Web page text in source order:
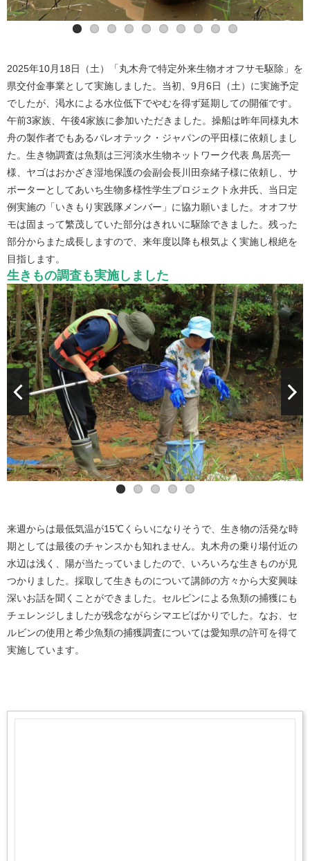
セルビン
2025年10月18日（土）「丸木舟で特定外来生物オオフサモ駆除」を
県交付金事業として実施しました。当初、9月6日（土）に実施予定
でしたが、渇水による水位低下でやむを得ず延期しての開催です。
午前3家族、午後4家族に参加いただきました。操船は昨年同様丸木
舟の製作者でもあるパレオテック・ジャパンの平田様に依頼しまし
た。生き物調査は魚類は三河淡水生物ネットワーク代表 鳥居亮一
様、ヤゴはおかざき湿地保護の会副会長川田奈緒子様に依頼し、サ
ポーターとしてあいち生物多様性学生プロジェクト永井氏、当日定
例実施の「いきもり実践隊メンバー」に協力願いました。オオフサ
モは固まって繁茂していた部分はきれいに駆除できました。残った
部分からまた成長しますので、来年度以降も根気よく実施し根絶を
目指します。
生きもの調査も実施しました
見つかった生きもの
来週からは最低気温が15℃くらいになりそうで、生き物の活発な時
期としては最後のチャンスかも知れません。丸木舟の乗り場付近の
水辺は浅く、陽が当たっていましたので、いろいろな生きものが見
つかりました。採取して生きものについて講師の方々から大変興味
深いお話を聞くことができました。セルビンによる魚類の捕獲にも
チェレンジしましたが残念ながらシマエビばかりでした。なお、セ
ルビンの使用と希少魚類の捕獲調査については愛知県の許可を得て
実施しています。